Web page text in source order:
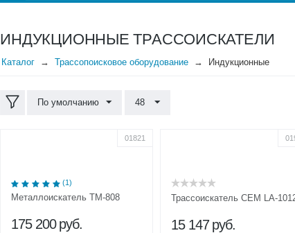
ИНДУКЦИОННЫЕ ТРАССОИСКАТЕЛИ
Каталог Трассопоисковое оборудование Индукционные
По умолчанию 48
01821
(1)
Металлоискатель ТМ-808
175 200 руб.
Трассоискатель CEM LA-
15 147 руб.